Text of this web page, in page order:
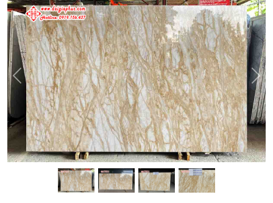
Previous